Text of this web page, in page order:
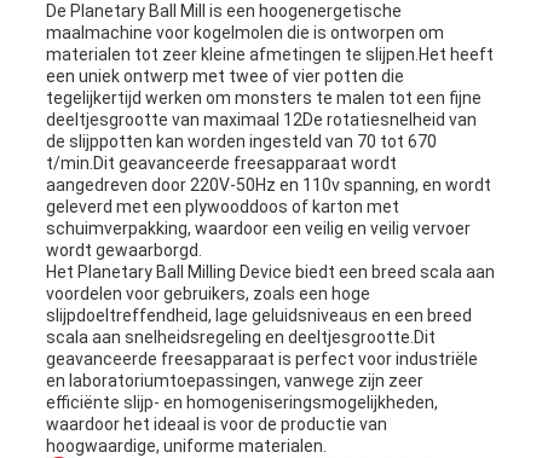
De Planetary Ball Mill is een hoogenergetische
maalmachine voor kogelmolen die is ontworpen om
materialen tot zeer kleine afmetingen te slijpen.Het heeft
een uniek ontwerp met twee of vier potten die
tegelijkertijd werken om monsters te malen tot een fijne
deeltjesgrootte van maximaal 12De rotatiesnelheid van
de slijppotten kan worden ingesteld van 70 tot 670
t/min.Dit geavanceerde freesapparaat wordt
aangedreven door 220V-50Hz en 110v spanning, en wordt
geleverd met een plywooddoos of karton met
schuimverpakking, waardoor een veilig en veilig vervoer
wordt gewaarborgd.
Het Planetary Ball Milling Device biedt een breed scala aan
voordelen voor gebruikers, zoals een hoge
slijpdoeltreffendheid, lage geluidsniveaus en een breed
scala aan snelheidsregeling en deeltjesgrootte.Dit
geavanceerde freesapparaat is perfect voor industriële
en laboratoriumtoepassingen, vanwege zijn zeer
efficiënte slijp- en homogeniseringsmogelijkheden,
waardoor het ideaal is voor de productie van
hoogwaardige, uniforme materialen.